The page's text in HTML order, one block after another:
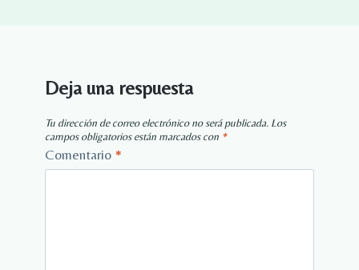
Deja una respuesta
Tu dirección de correo electrónico no será publicada. Los
campos obligatorios están marcados con *
Comentario *